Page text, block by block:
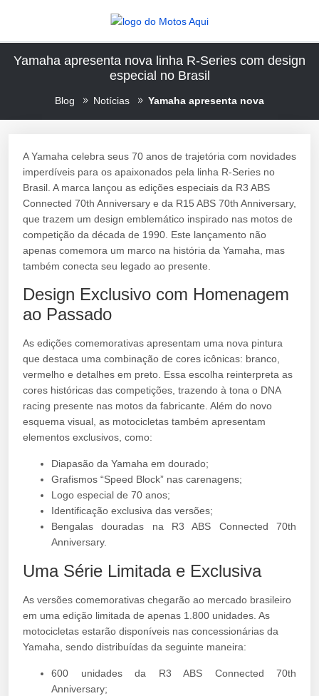
Yamaha apresenta nova linha R-Series com design
especial no Brasil
Blog Notícias Yamaha apresenta nova
A Yamaha celebra seus 70 anos de trajetória com novidades
imperdíveis para os apaixonados pela linha R-Series no
Brasil. A marca lançou as edições especiais da R3 ABS
Connected 70th Anniversary e da R15 ABS 70th Anniversary,
que trazem um design emblemático inspirado nas motos de
competição da década de 1990. Este lançamento não
apenas comemora um marco na história da Yamaha, mas
também conecta seu legado ao presente.
Design Exclusivo com Homenagem
ao Passado
As edições comemorativas apresentam uma nova pintura
que destaca uma combinação de cores icônicas: branco,
vermelho e detalhes em preto. Essa escolha reinterpreta as
cores históricas das competições, trazendo à tona o DNA
racing presente nas motos da fabricante. Além do novo
esquema visual, as motocicletas também apresentam
elementos exclusivos, como:
Diapasão da Yamaha em dourado;
Grafismos “Speed Block” nas carenagens;
Logo especial de 70 anos;
Identificação exclusiva das versões;
Bengalas douradas na R3 ABS Connected 70th
Anniversary.
Uma Série Limitada e Exclusiva
As versões comemorativas chegarão ao mercado brasileiro
em uma edição limitada de apenas 1.800 unidades. As
motocicletas estarão disponíveis nas concessionárias da
Yamaha, sendo distribuídas da seguinte maneira:
600 unidades da R3 ABS Connected 70th
Anniversary;